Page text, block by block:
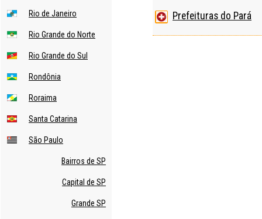
Rio de Janeiro
Rio Grande do Norte
Rio Grande do Sul
Rondônia
Roraima
Santa Catarina
São Paulo
Bairros de SP
Capital de SP
Grande SP
Prefeituras do Pará